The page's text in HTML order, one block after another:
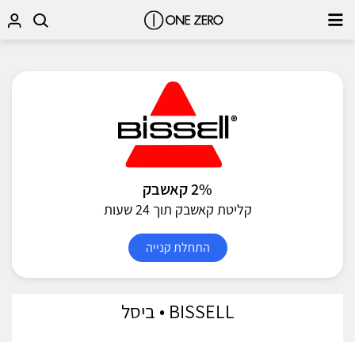
2% קאשבק
קליטת קאשבק תוך 24 שעות
התחלת קנייה
BISSELL • ביסל